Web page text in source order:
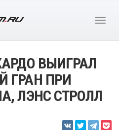
ВЫИГРАЛ
ГРАН ПРИ
ЛЭНС СТРОЛЛ